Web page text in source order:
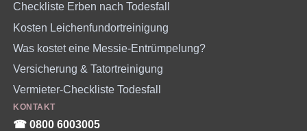
Checkliste Erben nach Todesfall
Kosten Leichenfundortreinigung
Was kostet eine Messie-Entrümpelung?
Versicherung & Tatortreinigung
Vermieter-Checkliste Todesfall
KONTAKT
☎︎ 0800 6003005